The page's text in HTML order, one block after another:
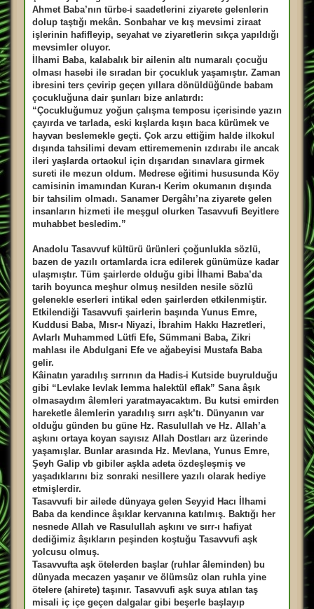
Ahmet Baba’nın türbe-i saadetlerini ziyarete gelenlerin
dolup taştığı mekân. Sonbahar ve kış mevsimi ziraat
işlerinin hafifleyip, seyahat ve ziyaretlerin sıkça yapıldığı
mevsimler oluyor.
İlhami Baba, kalabalık bir ailenin altı numaralı çocuğu
olması hasebi ile sıradan bir çocukluk yaşamıştır. Zaman
ibresini ters çevirip geçen yıllara dönüldüğünde babam
çocukluğuna dair şunları bize anlatırdı:
“Çocukluğumuz yoğun çalışma temposu içerisinde yazın
çayırda ve tarlada, eski kışlarda kışın baca kürümek ve
hayvan beslemekle geçti. Çok arzu ettiğim halde ilkokul
dışında tahsilimi devam ettirememenin ızdırabı ile ancak
ileri yaşlarda ortaokul için dışarıdan sınavlara girmek
sureti ile mezun oldum. Medrese eğitimi hususunda Köy
camisinin imamından Kuran-ı Kerim okumanın dışında
bir tahsilim olmadı. Sanamer Dergâhı’na ziyarete gelen
insanların hizmeti ile meşgul olurken Tasavvufi Beyitlere
muhabbet besledim.”
Anadolu Tasavvuf kültürü ürünleri çoğunlukla sözlü,
bazen de yazılı ortamlarda icra edilerek günümüze kadar
ulaşmıştır. Tüm şairlerde olduğu gibi İlhami Baba’da
tarih boyunca meşhur olmuş nesilden nesile sözlü
gelenekle eserleri intikal eden şairlerden etkilenmiştir.
Etkilendiği Tasavvufi şairlerin başında Yunus Emre,
Kuddusi Baba, Mısr-ı Niyazi, İbrahim Hakkı Hazretleri,
Avlarlı Muhammed Lütfi Efe, Sümmani Baba, Zikri
mahlası ile Abdulgani Efe ve ağabeyisi Mustafa Baba
gelir.
Kâinatın yaradılış sırrının da Hadis-i Kutside buyrulduğu
gibi “Levlake levlak lemma halektül eflak” Sana âşık
olmasaydım âlemleri yaratmayacaktım. Bu kutsi emirden
hareketle âlemlerin yaradılış sırrı aşk’tı. Dünyanın var
olduğu günden bu güne Hz. Rasulullah ve Hz. Allah’a
aşkını ortaya koyan sayısız Allah Dostları arz üzerinde
yaşamışlar. Bunlar arasında Hz. Mevlana, Yunus Emre,
Şeyh Galip vb gibiler aşkla adeta özdeşleşmiş ve
yaşadıklarını biz sonraki nesillere yazılı olarak hediye
etmişlerdir.
Tasavvufi bir ailede dünyaya gelen Seyyid Hacı İlhami
Baba da kendince âşıklar kervanına katılmış. Baktığı her
nesnede Allah ve Rasulullah aşkını ve sırr-ı hafiyat
dediğimiz âşıkların peşinden koştuğu Tasavvufi aşk
yolcusu olmuş.
Tasavvufta aşk ötelerden başlar (ruhlar âleminden) bu
dünyada mecazen yaşanır ve ölümsüz olan ruhla yine
ötelere (ahirete) taşınır. Tasavvufi aşk suya atılan taş
misali iç içe geçen dalgalar gibi beşerle başlayıp